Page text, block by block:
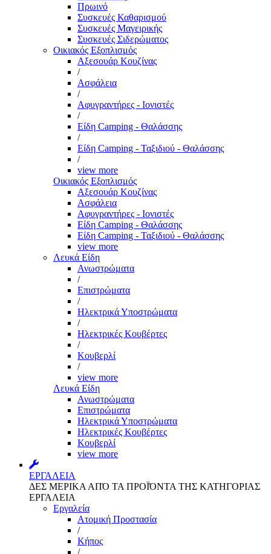
Πρωινό
Συσκευές Καθαρισμού
Συσκευές Μαγειρικής
Συσκευές Σιδερώματος
Οικιακός Εξοπλισμός
Αξεσουάρ Κουζίνας
/
Ασφάλεια
/
Αφυγραντήρες - Ιονιστές
/
Είδη Camping - Θαλάσσης
/
Είδη Camping - Ταξιδιού - Θαλάσσης
/
view more
Οικιακός Εξοπλισμός
Αξεσουάρ Κουζίνας
Ασφάλεια
Αφυγραντήρες - Ιονιστές
Είδη Camping - Θαλάσσης
Είδη Camping - Ταξιδιού - Θαλάσσης
view more
Λευκά Είδη
Ανωστρώματα
/
Επιστρώματα
/
Ηλεκτρικά Υποστρώματα
/
Ηλεκτρικές Κουβέρτες
/
Κουβερλί
/
view more
Λευκά Είδη
Ανωστρώματα
Επιστρώματα
Ηλεκτρικά Υποστρώματα
Ηλεκτρικές Κουβέρτες
Κουβερλί
view more
ΕΡΓΑΛΕΙΑ
ΔΕΣ ΜΕΡΙΚΑ ΑΠΌ ΤΑ ΠΡΟΪΌΝΤΑ ΤΗΣ ΚΑΤΗΓΟΡΙΑΣ
ΕΡΓΑΛΕΙΑ
Εργαλεία
Aτομική Προστασία
/
Kήπος
/